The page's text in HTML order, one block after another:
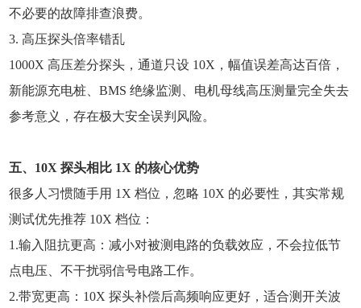
不必要的故障排查浪费。
3. 高压探头倍率错乱
1000X 高压差分探头，通道只设 10X，幅值误差高达百倍，
新能源充电桩、BMS 绝缘监测、电机母线高压测量完全失去
参考意义，存在极大安全误判风险。
五、10X 探头相比 1X 的核心优势
很多人习惯随手用 1X 档位，忽略 10X 的必要性，其实常规
测试优先推荐 10X 档位：
1.输入阻抗更高：减小对被测电路的负载效应，不会拉低节
点电压、不干扰弱信号电路工作。
2.带宽更高：10X 探头补偿后高频响应更好，适合测开关波